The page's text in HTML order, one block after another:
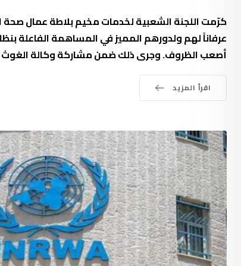
عرفاناً لهم ولدورهم المميز في المساهمة الفاعلة
أصعب الظروف. وجرى ذلك ضمن مشاركة وكالة الغوث
اقرأ المزيد